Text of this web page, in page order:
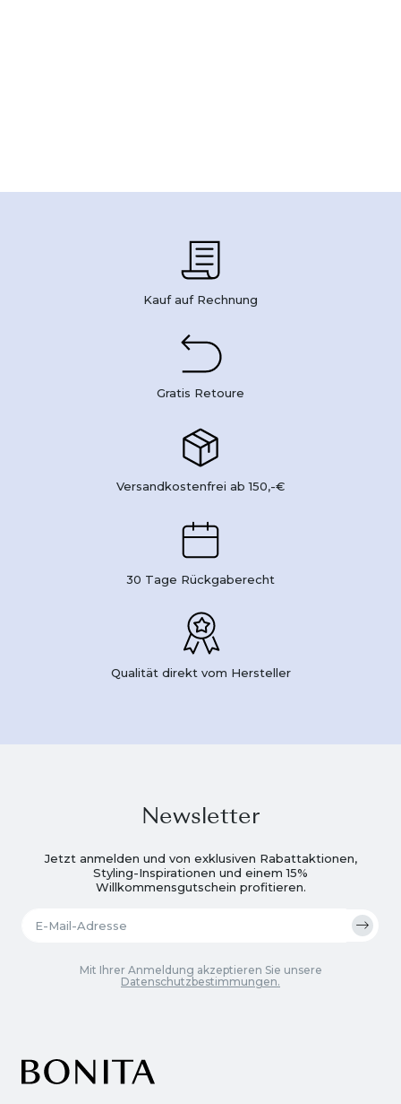
Kauf auf Rechnung
Gratis Retoure
Versandkostenfrei ab 150,-€
30 Tage Rückgaberecht
Qualität direkt vom Hersteller
Newsletter
Jetzt anmelden und von exklusiven Rabattaktionen,
Styling-Inspirationen und einem 15%
Willkommensgutschein profitieren.
Mit Ihrer Anmeldung akzeptieren Sie unsere
Datenschutzbestimmungen.